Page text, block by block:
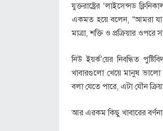
যুক্তরাষ্ট্রের ‘লাইসেন্সড
একমত হয়ে বলেন, “আমরা যা
মাত্রা, শক্তি ও প্রক্রিয়ার ওপরে
নিউ ইয়র্ক’য়ের নিবন্ধিত
খাবারগুলো খেয়ে মানুষ
বলা যেতে পারে, এটা যৌন
আর এরকম কিছু খাবারের